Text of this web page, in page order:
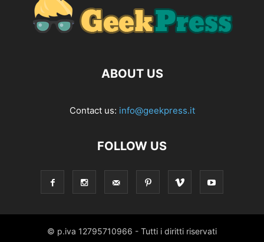
ABOUT US
Contact us: info@geekpress.it
FOLLOW US
© p.iva 12795710966 - Tutti i diritti riservati